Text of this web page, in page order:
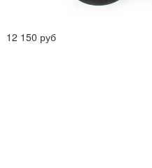
12 150 руб